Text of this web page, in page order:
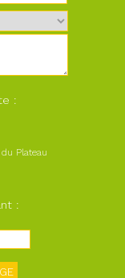
:
Plateau
: